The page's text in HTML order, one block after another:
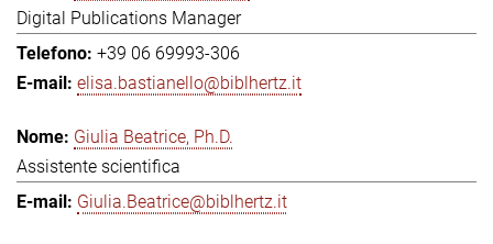
Digital Publications Manager
+39 06 69993-306
elisa.bastianello@biblhertz.it
Giulia Beatrice, Ph.D.
Assistente scientifica
Giulia.Beatrice@biblhertz.it